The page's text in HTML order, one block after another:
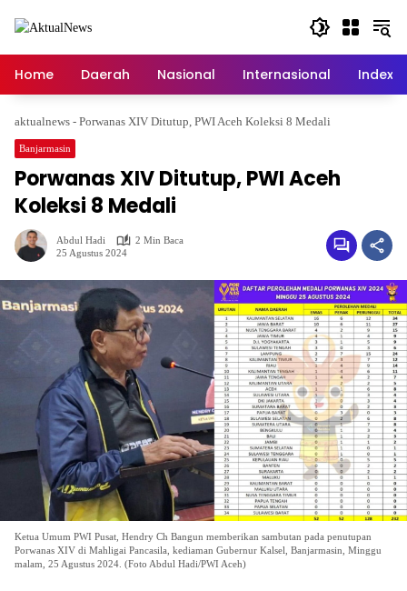
Home Daerah Nasional Internasional Index
aktualnews - Porwanas XIV Ditutup, PWI Aceh Koleksi 8 Medali
Banjarmasin
Porwanas XIV Ditutup, PWI Aceh
Koleksi 8 Medali
Abdul Hadi
2 Min Baca
25 Agustus 2024
Ketua Umum PWI Pusat, Hendry Ch Bangun memberikan sambutan pada penutupan
Porwanas XIV di Mahligai Pancasila, kediaman Gubernur Kalsel, Banjarmasin, Minggu
malam, 25 Agustus 2024. (Foto Abdul Hadi/PWI Aceh)